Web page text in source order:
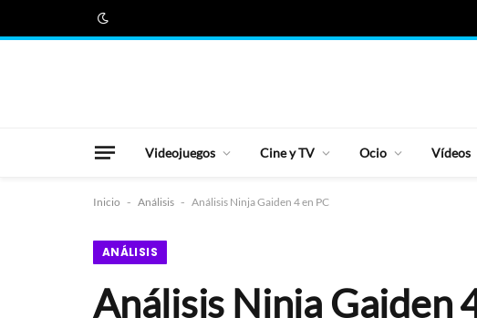
Videojuegos Cine y TV Ocio Vídeos
Inicio - Análisis - Análisis Ninja Gaiden 4 en PC
ANÁLISIS
Análisis Ninja Gaiden